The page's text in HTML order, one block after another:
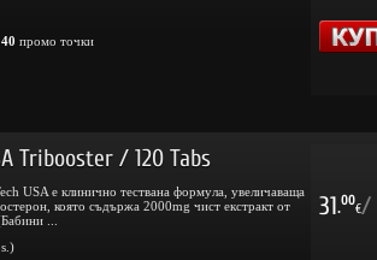
40 промо точки
Tribooster / 120 Tabs
USA е клинично тествана формула, увеличаваща
която съдържа 2000mg чист екстракт от
...
31.00
€/